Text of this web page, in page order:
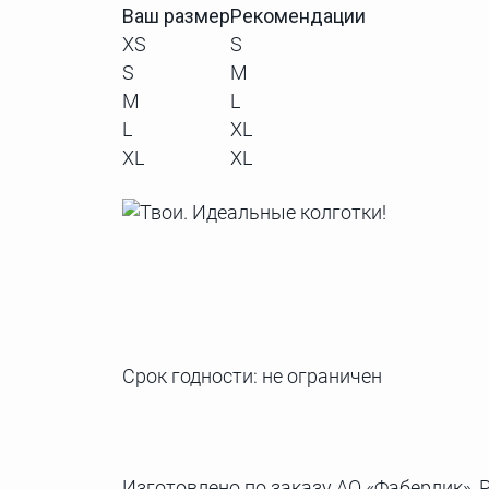
Ваш размерРекомендации
XS
S
S
M
M
L
L
XL
XL
XL
Срок годности: не ограничен